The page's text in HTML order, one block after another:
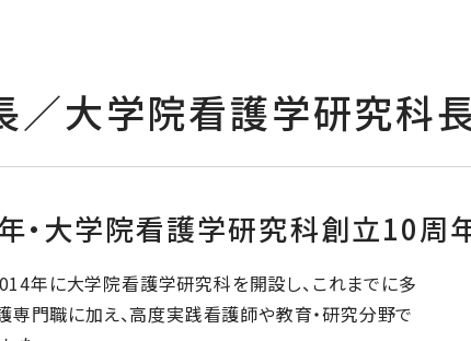
／大学院看護学研究科
・大学院看護学研究科創立10周
年に大学院看護学研究科を開設し、これまでに多
専門職に加え、高度実践看護師や教育・研究分野で